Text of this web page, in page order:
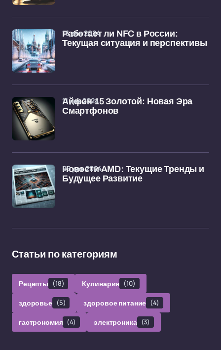
Работает ли NFC в России:
Текущая ситуация и перспективы
16 дек 2024
Айфон 15 Золотой: Новая Эра
Смартфонов
11 дек 2024
Новости AMD: Текущие Тренды и
Будущее Развитие
09 дек 2024
Статьи по категориям
Рецепты (18) Кулинария (10)
здоровье (5) здоровое питание (4)
гастрономия (4) электроника (3)